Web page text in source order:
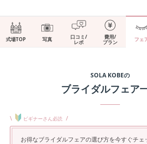
式場TOP 写真 口コミ/
レポ
費用/
プラン フェ
SOLA KOBEの
ブライダルフェア
\ ビギナーさん必読 /
お得なブライダルフェアの選び方を今すぐチェ